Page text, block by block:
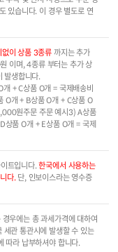
있습니다. 이 경우 별도로 연
이 상품 3종류 까지는 추가
이며, 4종류 부터는 추가 상
발생합니다.
+ C상품 O개 = 국제배송비
개 + B상품 O개 + C상품 O
원주문 주문 예시3) A상품
상품 O개 + E상품 O개 = 국제
트입니다.한국에서 사용하는
다.단, 인보이스라는 영수증
우에는 총 과세가격에 대하여
관 통관시에 발생할 수 있는
따라 납부하셔야 합니다.